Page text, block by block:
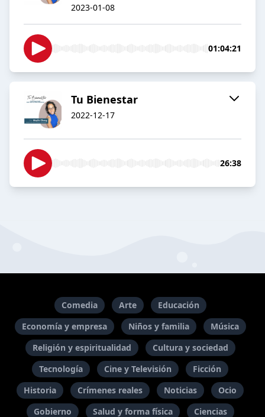
2023-01-08
01:04:21
Tu Bienestar
2022-12-17
26:38
Comedia Arte
Educación
Economía y empresa
Niños y familia
Música
Religión y espiritualidad
Cultura y sociedad
Tecnología
Cine y Televisión
Ficción
Historia
Crímenes reales Noticias
Ocio
Gobierno
Salud y forma física Ciencias